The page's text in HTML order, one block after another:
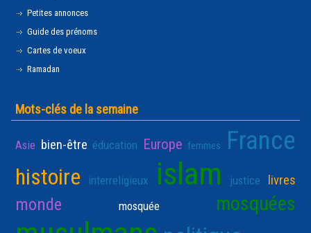
Petites annonces
Guide des prénoms
Cartes de voeux
Ramadan
Mots-clés de la semaine
Asie bien-être éducation Europe femmes France
histoire interreligieux islam justice livres
monde mosquée mosquées